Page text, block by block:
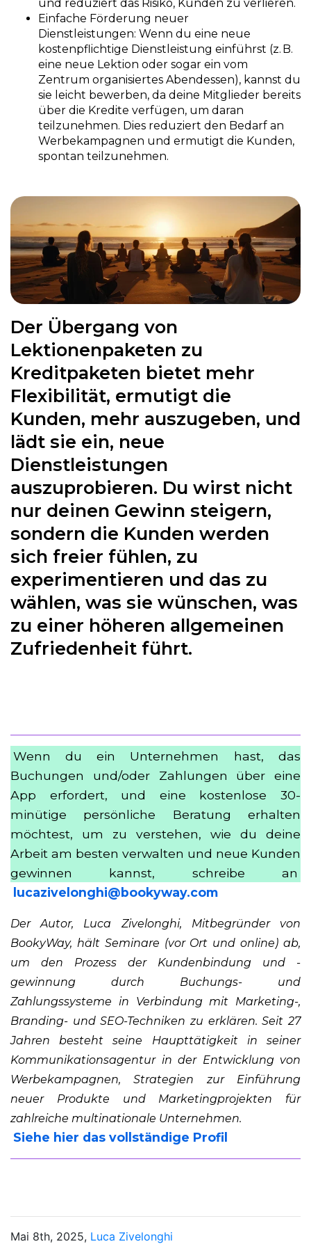
und reduziert das Risiko, Kunden zu verlieren.
Einfache Förderung neuer
Dienstleistungen: Wenn du eine neue
kostenpflichtige Dienstleistung einführst (z. B.
eine neue Lektion oder sogar ein vom
Zentrum organisiertes Abendessen), kannst du
sie leicht bewerben, da deine Mitglieder bereits
über die Kredite verfügen, um daran
teilzunehmen. Dies reduziert den Bedarf an
Werbekampagnen und ermutigt die Kunden,
spontan teilzunehmen.
Der Übergang von
Lektionenpaketen zu
Kreditpaketen bietet mehr
Flexibilität, ermutigt die
Kunden, mehr auszugeben, und
lädt sie ein, neue
Dienstleistungen
auszuprobieren. Du wirst nicht
nur deinen Gewinn steigern,
sondern die Kunden werden
sich freier fühlen, zu
experimentieren und das zu
wählen, was sie wünschen, was
zu einer höheren allgemeinen
Zufriedenheit führt.
Wenn du ein Unternehmen hast, das
Buchungen und/oder Zahlungen über eine
App erfordert, und eine kostenlose 30-
minütige persönliche Beratung erhalten
möchtest, um zu verstehen, wie du deine
Arbeit am besten verwalten und neue Kunden
gewinnen kannst, schreibe an
lucazivelonghi@bookyway.com
Der Autor, Luca Zivelonghi, Mitbegründer von
BookyWay, hält Seminare (vor Ort und online) ab,
um den Prozess der Kundenbindung und -
gewinnung durch Buchungs- und
Zahlungssysteme in Verbindung mit Marketing-,
Branding- und SEO-Techniken zu erklären. Seit 27
Jahren besteht seine Haupttätigkeit in seiner
Kommunikationsagentur in der Entwicklung von
Werbekampagnen, Strategien zur Einführung
neuer Produkte und Marketingprojekten für
zahlreiche multinationale Unternehmen.
Siehe hier das vollständige Profil
Mai 8th, 2025, Luca Zivelonghi